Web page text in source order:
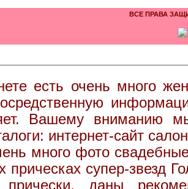
ВСЕ ПРАВА
есть очень много
Вашему вниманию
интернет-сайт
много фото
прическах супер-звезд
даны